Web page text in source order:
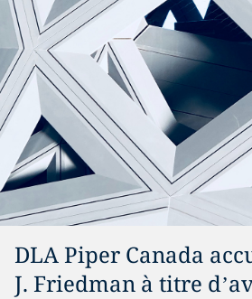
DLA Piper Canada
J. Friedman à titre